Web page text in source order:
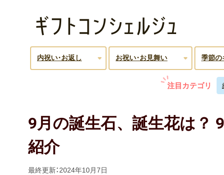
内祝い･お返し お祝い･お見舞い 季節の
注目カテゴリ
9月の誕生石、誕生花は？
紹介
最終更新：2024年10月7日